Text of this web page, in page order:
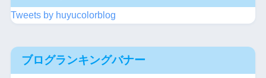
Tweets by huyucolorblog
ブログランキングバナー